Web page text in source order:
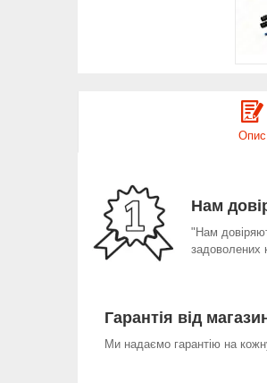
Опис
Нам
"Нам
задоволених
Гарантія від
Ми надаємо гарантію на